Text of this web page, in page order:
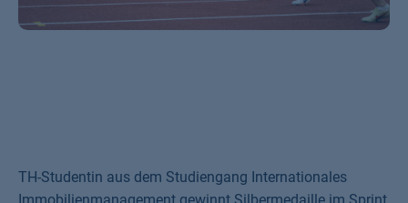
TH-Studentin aus dem Studiengang Internationales